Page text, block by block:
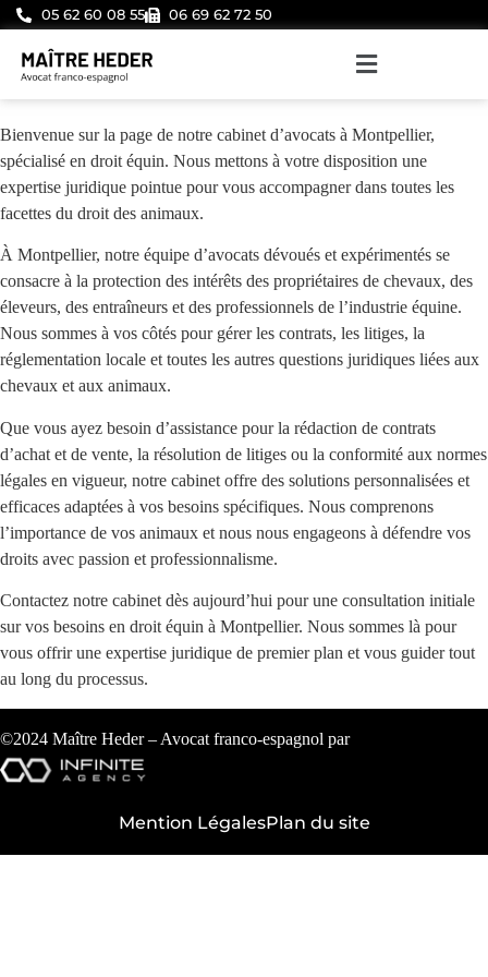
05 62 60 08 55 06 69 62 72 50
Bienvenue sur la page de notre cabinet d’avocats à Montpellier,
spécialisé en droit équin. Nous mettons à votre disposition une
expertise juridique pointue pour vous accompagner dans toutes les
facettes du droit des animaux.
À Montpellier, notre équipe d’avocats dévoués et expérimentés se
consacre à la protection des intérêts des propriétaires de chevaux, des
éleveurs, des entraîneurs et des professionnels de l’industrie équine.
Nous sommes à vos côtés pour gérer les contrats, les litiges, la
réglementation locale et toutes les autres questions juridiques liées aux
chevaux et aux animaux.
Que vous ayez besoin d’assistance pour la rédaction de contrats
d’achat et de vente, la résolution de litiges ou la conformité aux normes
légales en vigueur, notre cabinet offre des solutions personnalisées et
efficaces adaptées à vos besoins spécifiques. Nous comprenons
l’importance de vos animaux et nous nous engageons à défendre vos
droits avec passion et professionnalisme.
Contactez notre cabinet dès aujourd’hui pour une consultation initiale
sur vos besoins en droit équin à Montpellier. Nous sommes là pour
vous offrir une expertise juridique de premier plan et vous guider tout
au long du processus.
©2024 Maître Heder – Avocat franco-espagnol par
Mention LégalesPlan du site